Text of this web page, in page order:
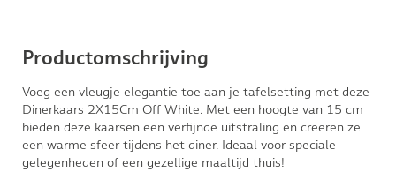
Productomschrijving
Voeg een vleugje elegantie toe aan je tafelsetting met deze
Dinerkaars 2X15Cm Off White. Met een hoogte van 15 cm
bieden deze kaarsen een verfijnde uitstraling en creëren ze
een warme sfeer tijdens het diner. Ideaal voor speciale
gelegenheden of een gezellige maaltijd thuis!